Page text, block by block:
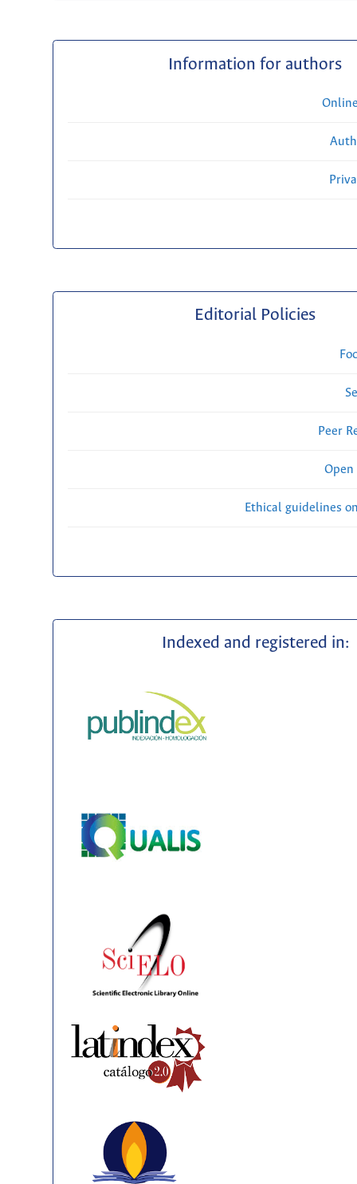
Information for authors
Editorial Policies
Peer
Open
Ethical guidelines
Indexed and registered in: